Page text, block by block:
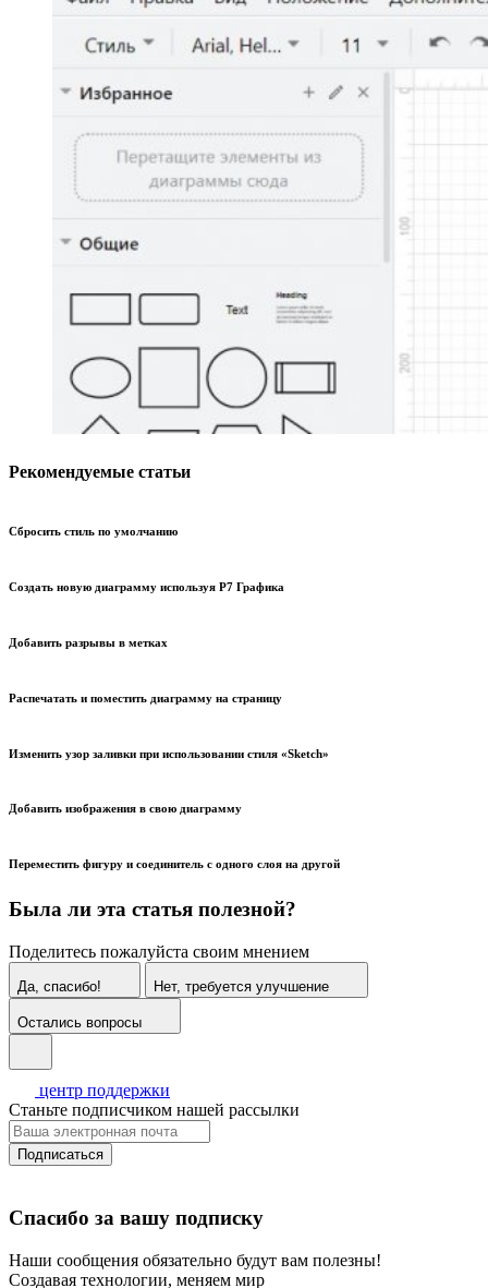
Рекомендуемые статьи
Сбросить стиль по умолчанию
Создать новую диаграмму используя Р7 Графика
Добавить разрывы в метках
Распечатать и поместить диаграмму на страницу
Изменить узор заливки при использовании стиля «Sketch»
Добавить изображения в свою диаграмму
Переместить фигуру и соединитель с одного слоя на другой
Была ли эта статья полезной?
Поделитесь пожалуйста своим мнением
Да, спасибо! Нет, требуется улучшение
Остались вопросы
центр поддержки
Станьте подписчиком нашей рассылки
Подписаться
Спасибо за вашу подписку
Наши сообщения обязательно будут вам полезны!
Создавая технологии, меняем мир